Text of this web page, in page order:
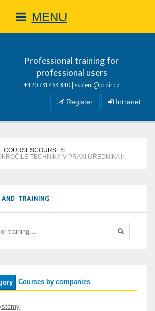
MENU
Professional training for
professional users
+420 731 463 340 | skoleni@pcdir.cz
Register Intranet
COURSESCOURSES
TECHNIKY V PRAXI ÚŘEDNÍKA II.
TRAINING
Courses by companies